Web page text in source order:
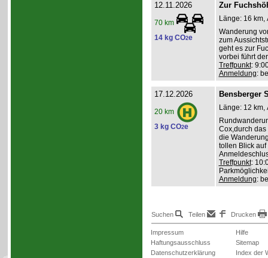
12.11.2026
70 km
14 kg CO2e
Zur
Länge: 16 km,
Wanderung
zum
geht es zur
vorbei führt
Treffpunkt:
Anmeldung:
17.12.2026
20 km
3 kg CO2e
Bensberger
Länge: 12 km,
Cox,durch
die
tollen Blick
Treffpunkt:
Anmeldung:
Suchen Teilen Drucken
Impressum
Haftungsausschluss
Datenschutzerklärung
Hilfe
Sitemap
Index der